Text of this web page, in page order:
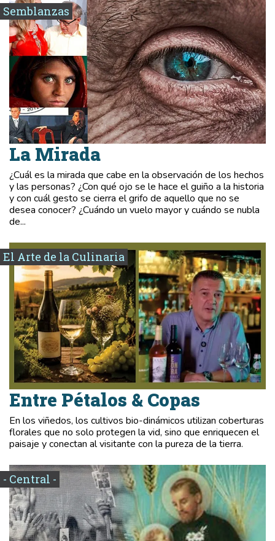
Semblanzas
La Mirada
¿Cuál es la mirada que cabe en la observación de los hechos
y las personas? ¿Con qué ojo se le hace el guiño a la historia
y con cuál gesto se cierra el grifo de aquello que no se
desea conocer? ¿Cuándo un vuelo mayor y cuándo se nubla
de...
El Arte de la Culinaria
Entre Pétalos & Copas
En los viñedos, los cultivos bio-dinámicos utilizan coberturas
florales que no solo protegen la vid, sino que enriquecen el
paisaje y conectan al visitante con la pureza de la tierra.
- Central -